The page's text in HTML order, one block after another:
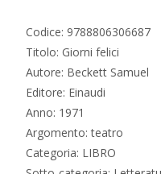
Codice: 9788806306687
Titolo: Giorni felici
Autore: Beckett Samuel
Editore: Einaudi
Anno: 1971
Argomento: teatro
Categoria: LIBRO